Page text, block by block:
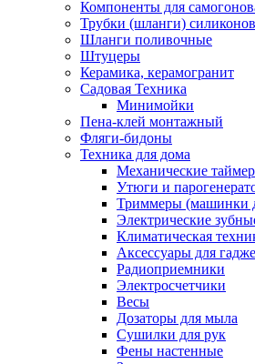
Компоненты для
Трубки (шланги)
Шланги поливочные
Штуцеры
Керамика, керамогранит
Садовая Техника
Минимойки
Пена-клей монтажный
Фляги-бидоны
Техника для дома
Механические
Утюги и
Триммеры (машинки
Электрические
Климатическая
Аксессуары для
Радиоприемники
Электросчетчики
Весы
Дозаторы для мыла
Сушилки для рук
Фены настенные